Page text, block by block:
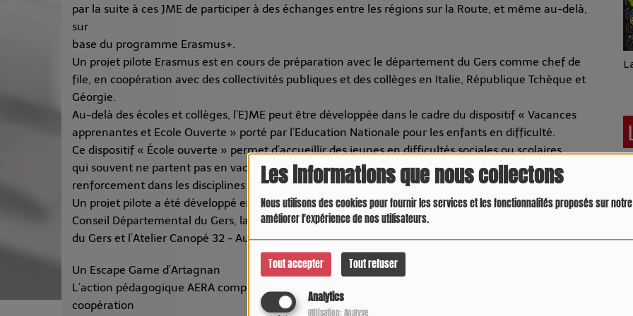
Les informations que nous collectons
Nous utilisons des cookies pour fournir les services et les fonctionnalités proposés sur
améliorer l'expérience de nos utilisateurs.
Tout accepter Tout refuser
Analytics
Utilisation: Analyse
par la suite à ces JME de participer à des échanges entre les régions sur la Route, et même au-delà,
sur
base du programme Erasmus+.
Un projet pilote Erasmus est en cours de préparation avec le département du Gers comme chef de
file, en coopération avec des collectivités publiques et des collèges en Italie, République Tchèque et
Géorgie.
Au-delà des écoles et collèges, l’EJME peut être développée dans le cadre du dispositif « Vacances
apprenantes et Ecole Ouverte » porté par l’Education Nationale pour les enfants en difficulté.
Ce dispositif « École ouverte » permet d’accueillir des jeunes en difficultés sociales ou scolaires,
qui souvent ne partent pas en vacances pour leur proposer un programme équilibré associant
renforcement dans les disciplines fondamentales, activités sportives et culturelles au sens large.
Un projet pilote a été développé en août dernier à l’initiative de AERA en coopération étroite avec le
Conseil Départemental du Gers, la ville d’Auch, les services Départementaux de l’éducation Nationale
du Gers et l’Atelier Canopé 32 - Auch avec 4 collèges et une école, avec un grand succès.
Un Escape Game d’Artagnan
L’action pédagogique AERA comprend aussi un « Escape Game d’Artagnan » développé en
coopération
Crespo Christine